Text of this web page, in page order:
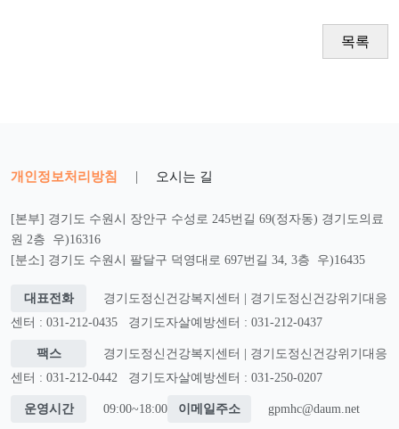
목록
개인정보처리방침 | 오시는 길
[본부] 경기도 수원시 장안구 수성로 245번길 69(정자동) 경기도의료
원 2층 우)16316
[분소] 경기도 수원시 팔달구 덕영대로 697번길 34, 3층 우)16435
대표전화
경기도정신건강복지센터 | 경기도정신건강위기대응
센터 : 031-212-0435
경기도자살예방센터 : 031-212-0437
팩스
경기도정신건강복지센터 | 경기도정신건강위기대응
센터 : 031-212-0442
경기도자살예방센터 : 031-250-0207
운영시간 09:00~18:00 이메일주소 gpmhc@daum.net